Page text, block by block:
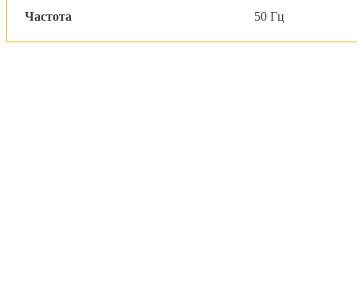
Частота 50 Гц